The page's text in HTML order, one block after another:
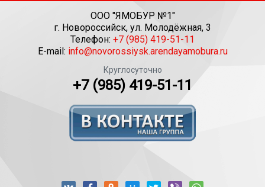
ООО "ЯМОБУР №1"
г. Новороссийск, ул. Молодёжная, 3
Телефон: +7 (985) 419-51-11
E-mail: info@novorossiysk.arendayamobura.ru
Круглосуточно
+7 (985) 419-51-11